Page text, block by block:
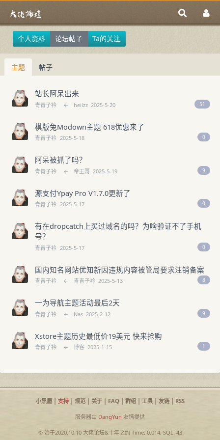
个人资料 论坛帖子 Ta的关注
主题 帖子
站长阿呆出来
青青子衿 ← heilzz 2025-5-20 51
模版兔Modown主题 618优惠来了
青青子衿 2025-5-18 0
阿呆被抓了吗？
青青子衿 ← 帝王哥 2025-5-19 9
源支付Ypay Pro V1.7.0更新了
青青子衿 2025-5-17 0
有在dropcatch上买过域名的吗？为啥验证不了手机
号？
青青子衿 2025-5-17 0
国内知名网站优知新因违规内容被管局要求注销备案
青青子衿 ← 青青子衿 2025-5-13 8
一为导航主题活动最后2天
青青子衿 ← Nas 2025-2-12 9
Xstore主题历史最低价19美元 快来抢购
青青子衿 ← 博客 2025-1-15 1
小黑屋| 支持| 规范| 关于| FAQ| 群组| 工具| 友链| RSS
服务器由 DangYun 友情提供
© 始于2020.10.10 大佬论坛&十年之约Time: 0.014, SQL: 43